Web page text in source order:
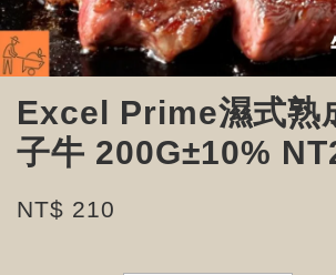
Excel Prime濕式熟
子牛 200G±10%
NT$ 210